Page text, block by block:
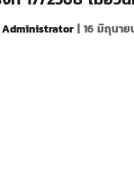
Administrator | 16 มิถุนาย